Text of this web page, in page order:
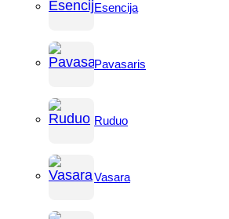
Esencija
Pavasaris
Ruduo
Vasara